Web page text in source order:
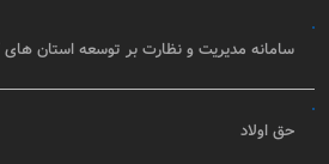
سامانه مدیریت و نظارت بر توسعه استان
حق اولاد